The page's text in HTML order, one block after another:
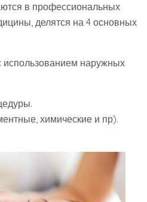
в профессиональных
делятся на 4 основных
использованием наружных
химические и пр).